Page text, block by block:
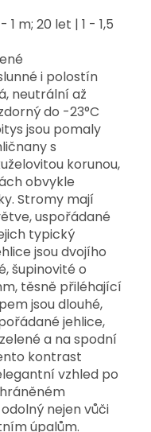
1 m; 20 let | 1 - 1,5
i polostín
neutrální až
do -23°C
jsou pomaly
s
korunou,
obvykle
Stromy mají
uspořádané
typický
jsou dvojího
šupinovité o
těsně přiléhající
jsou dlouhé,
jehlice,
a na spodní
kontrast
vzhled po
nejen vůči
úpalům.